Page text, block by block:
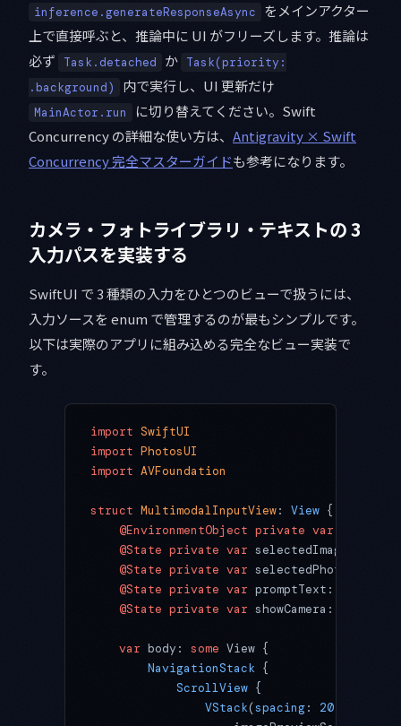
inference.generateResponseAsync
をメインアクター
上で直接呼ぶと、推論中に UI がフリーズします。推論は
必ず
Task.detached か Task(priority:
.background)
内で実行し、UI 更新だけ
MainActor.run
に切り替えてください。Swift
Concurrency の詳細な使い方は、 Antigravity × Swift
Concurrency 完全マスターガイドも参考になります。
カメラ・フォトライブラリ・テキストの 3
入力パスを実装する
SwiftUI で 3 種類の入力をひとつのビューで扱うには、
入力ソースを enum で管理するのが最もシンプルです。
以下は実際のアプリに組み込める完全なビュー実装で
す。
import SwiftUI
import PhotosUI
import AVFoundation
struct MultimodalInputView: View {
    @EnvironmentObject
private var
    @State
private var selectedImage:
    @State
private var selectedPhotoItem:
    @State
private var promptText:
    @State
private var showCamera:
    var
body: some View {
        NavigationStack
{
            ScrollView
{
                VStack
(spacing: 20